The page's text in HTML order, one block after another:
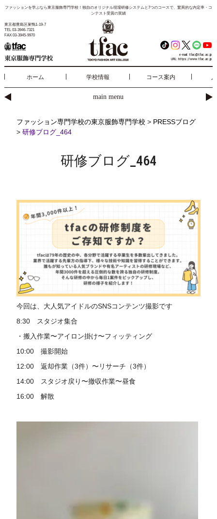
ファッションを学ぶなら東京服飾専門学校！独自のオリジナル現場研修システムと7つのコースで、驚異的な内定率・コ
ンテスト受賞の実績
東京都豊島区巣鴨1-19-7
TEL 03-3946-7321
FAX 03-3945-9970
e-mail: tfac@tfac.ac.jp
URL: https://www.tfac.ac.jp
ホーム 学校情報 コース案内
main menu
ファッション専門学校の東京服飾専門学校 > PRESSブログ
> 研修ブログ_464
研修ブログ_464
今回は、大人気アイドルのSNSコンテンツ撮影です
8:30 スタジオ集合
・搬入作業〜アイロン掛け〜フィッティング
10:00 撮影開始
12:00 返却作業（3件）〜リサーチ（3件）
14:00 スタジオ戻り〜撤収作業〜昼食
16:00 解散